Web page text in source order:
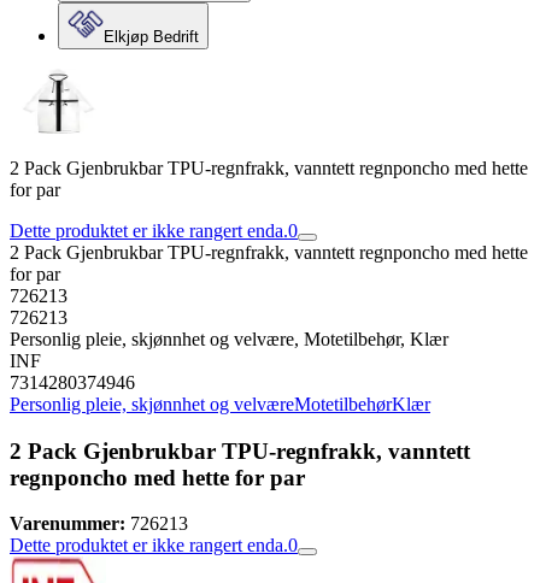
Elkjøp Bedrift
2 Pack Gjenbrukbar TPU-regnfrakk, vanntett regnponcho med hette
for par
Dette produktet er ikke rangert enda.0
2 Pack Gjenbrukbar TPU-regnfrakk, vanntett regnponcho med hette
for par
726213
726213
Personlig pleie, skjønnhet og velvære, Motetilbehør, Klær
INF
7314280374946
Personlig pleie, skjønnhet og velværeMotetilbehørKlær
2 Pack Gjenbrukbar TPU-regnfrakk, vanntett
regnponcho med hette for par
Varenummer: 726213
Dette produktet er ikke rangert enda.0